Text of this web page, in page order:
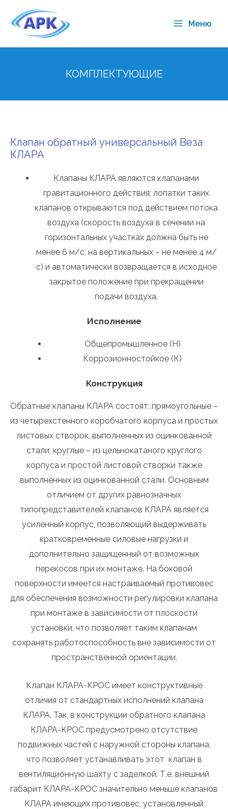
Меню
КОМПЛЕКТУЮЩИЕ
Клапан обратный универсальный Веза
КЛАРА
Клапаны КЛАРА являются клапанами
гравитационного действия: лопатки таких
клапанов открываются под действием потока
воздуха (скорость воздуха в сечении на
горизонтальных участках должна быть не
менее 6 м/с, на вертикальных – не менее 4 м/
с) и автоматически возвращается в исходное
закрытое положение при прекращении
подачи воздуха.
Исполнение
Общепромышленное (Н)
Коррозионностойкое (К)
Конструкция
Обратные клапаны КЛАРА состоят: прямоугольные –
из четырехстенного коробчатого корпуса и простых
листовых створок, выполненных из оцинкованной
стали, круглые – из цельнокатаного круглого
корпуса и простой листовой створки также
выполненных из оцинкованной стали. Основным
отличием от других равнозначных
типопредставителей клапанов КЛАРА является
усиленный корпус, позволяющий выдерживать
кратковременные силовые нагрузки и
дополнительно защищенный от возможных
перекосов при их монтаже. На боковой
поверхности имеется настраиваемый противовес
для обеспечения возможности регулировки клапана
при монтаже в зависимости от плоскости
установки, что позволяет таким клапанам
сохранять работоспособность вне зависимости от
пространственной ориентации.
Клапан КЛАРА-КРОС имеет конструктивные
отличия от стандартных исполнений клапана
КЛАРА. Так, в конструкции обратного клапана
КЛАРА-КРОС предусмотрено отсутствие
подвижных частей с наружной стороны клапана,
что позволяет устанавливать этот клапан в
вентиляционную шахту с заделкой. Т.е. внешний
габарит КЛАРА-КРОС значительно меньше клапанов
КЛАРА имеющих противовес, установленный